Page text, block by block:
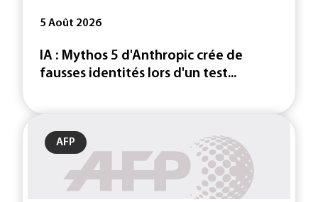
5 Août 2026
IA : Mythos 5 d'Anthropic crée de
fausses identités lors d'un test...
AFP